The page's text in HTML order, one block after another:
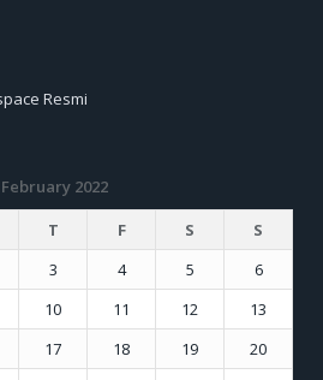
Resmi
February 2022
T F S
S
3 4 5
6
10 11 12
13
17 18 19
20